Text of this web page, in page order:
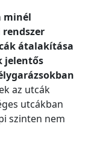
minél
átalakítása
jelentős
az utcák
utcákban
szinten nem